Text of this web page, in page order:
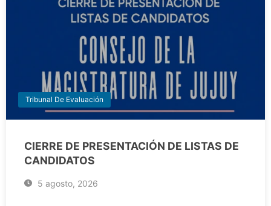
Tribunal De Evaluación
CIERRE DE PRESENTACIÓN DE LISTAS DE
CANDIDATOS
5 agosto, 2026